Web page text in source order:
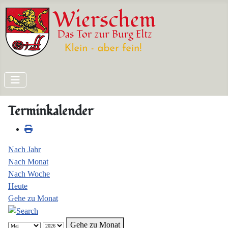
Terminkalender
Nach Jahr
Nach Monat
Nach Woche
Heute
Gehe zu Monat
Gehe zu Monat